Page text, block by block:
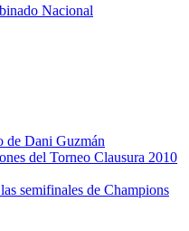
Nacional
de Dani Guzmán
del Torneo Clausura 2010
semifinales de Champions